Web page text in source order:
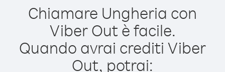
Chiamare Ungheria con
Viber Out è facile.
Quando avrai crediti Viber
Out, potrai: